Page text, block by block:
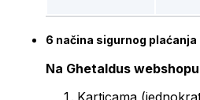
6 načina sigurnog plaćanja
Na Ghetaldus